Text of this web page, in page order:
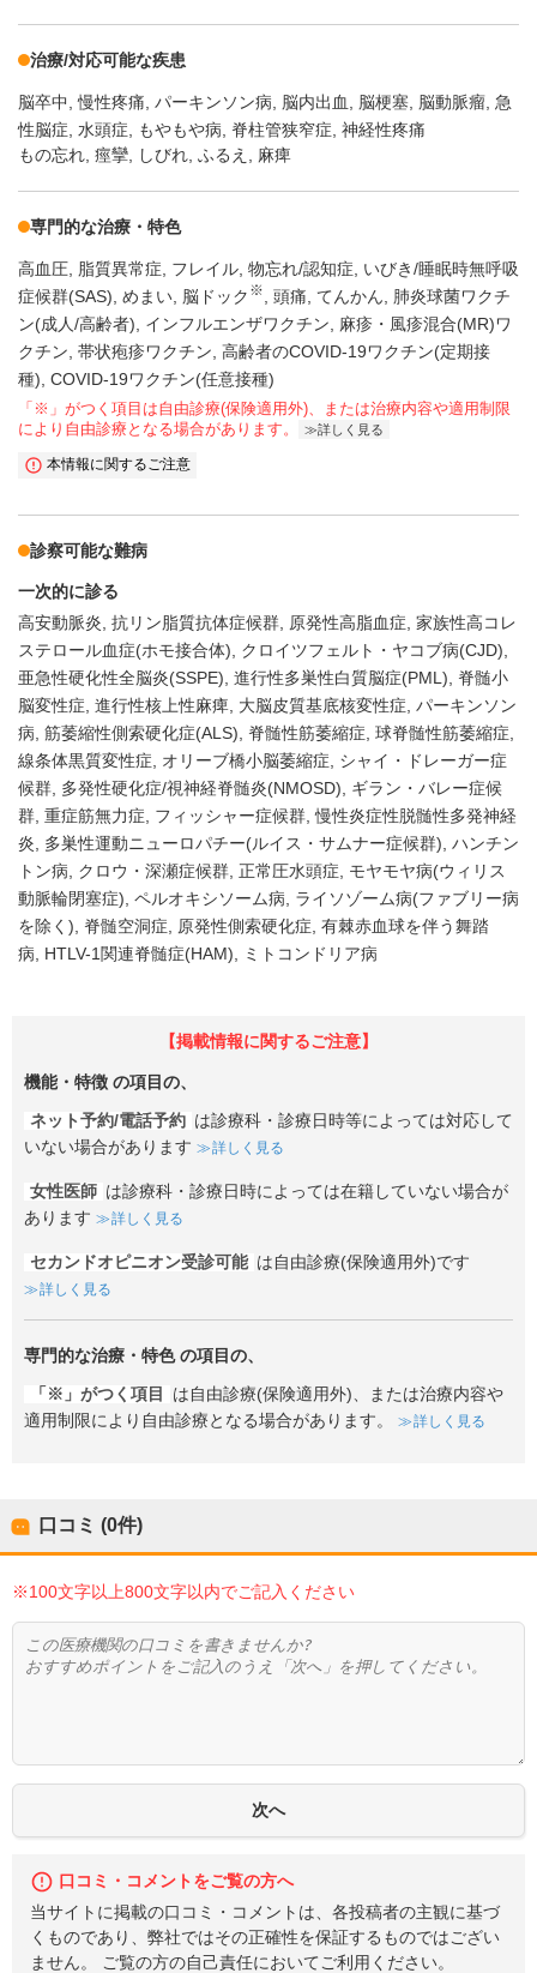
治療/対応可能な疾患
脳卒中 慢性疼痛 パーキンソン病 脳内出血 脳梗塞 脳動脈瘤 急
性脳症 水頭症 もやもや病 脊柱管狭窄症 神経性疼痛
もの忘れ, 痙攣, しびれ, ふるえ, 麻痺
専門的な治療・特色
高血圧 脂質異常症 フレイル 物忘れ/認知症
いびき/睡眠時無呼吸
症候群(SAS) めまい 脳ドック ※ 頭痛 てんかん
肺炎球菌ワクチ
ン(成人/高齢者)
インフルエンザワクチン
麻疹・風疹混合(MR)ワ
クチン 帯状疱疹ワクチン 高齢者のCOVID-19ワクチン(定期接
種) COVID-19ワクチン(任意接種)
「※」がつく項目は自由診療(保険適用外)、または治療内容や適用制限
により自由診療となる場合があります。
詳しく見る
本情報に関するご注意
診察可能な難病
一次的に診る
高安動脈炎 抗リン脂質抗体症候群 原発性高脂血症 家族性高コレ
ステロール血症(ホモ接合体)
クロイツフェルト・ヤコブ病(CJD)
亜急性硬化性全脳炎(SSPE) 進行性多巣性白質脳症(PML)
脊髄小
脳変性症 進行性核上性麻痺 大脳皮質基底核変性症 パーキンソン
病 筋萎縮性側索硬化症(ALS) 脊髄性筋萎縮症 球脊髄性筋萎縮症
線条体黒質変性症
オリーブ橋小脳萎縮症
シャイ・ドレーガー症
候群 多発性硬化症/視神経脊髄炎(NMOSD)
ギラン・バレー症候
群 重症筋無力症 フィッシャー症候群 慢性炎症性脱髄性多発神経
炎
多巣性運動ニューロパチー(ルイス・サムナー症候群) ハンチン
トン病
クロウ・深瀬症候群 正常圧水頭症
モヤモヤ病(ウィリス
動脈輪閉塞症) ペルオキシソーム病
ライソゾーム病(ファブリー病
を除く)
脊髄空洞症 原発性側索硬化症 有棘赤血球を伴う舞踏
病
HTLV-1関連脊髄症(HAM) ミトコンドリア病
【掲載情報に関するご注意】
機能・特徴 の項目の、
ネット予約/電話予約 は診療科・診療日時等によっては対応して
いない場合があります
詳しく見る
女性医師 は診療科・診療日時によっては在籍していない場合が
あります
詳しく見る
セカンドオピニオン受診可能 は自由診療(保険適用外)です
詳しく見る
専門的な治療・特色の項目の、
「※」がつく項目
は自由診療(保険適用外)、または治療内容や
適用制限により自由診療となる場合があります。
詳しく見る
口コミ (0件)
※100文字以上800文字以内でご記入ください
口コミ・コメントをご覧の方へ
当サイトに掲載の口コミ・コメントは、各投稿者の主観に基づ
くものであり、弊社ではその正確性を保証するものではござい
ません。 ご覧の方の自己責任においてご利用ください。